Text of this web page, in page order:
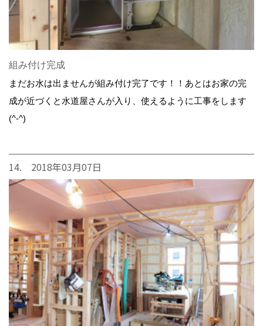
組み付け完成
まだお水は出ませんが組み付け完了です！！あとはお家の完
成が近づくと水道屋さんが入り、使えるように工事をします
(^-^)
14. 2018年03月07日